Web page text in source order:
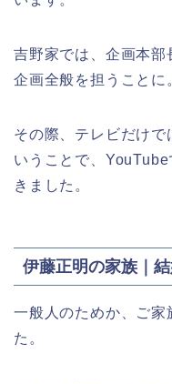
吉野家では、企画本
企画全般を担うことに
その際、テレビだけで
いうことで、
きました。
伊藤正明の家族｜
一般人のためか、ご家
た。